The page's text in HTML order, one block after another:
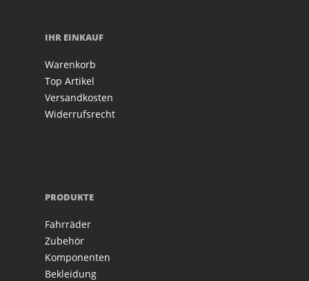
IHR EINKAUF
Warenkorb
Top Artikel
Versandkosten
Widerrufsrecht
PRODUKTE
Fahrräder
Zubehör
Komponenten
Bekleidung